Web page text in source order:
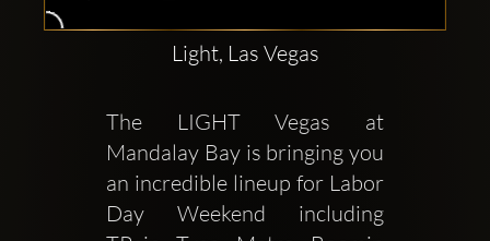
Light, Las Vegas
The LIGHT Vegas at
Mandalay Bay is bringing you
an incredible lineup for Labor
Day Weekend including